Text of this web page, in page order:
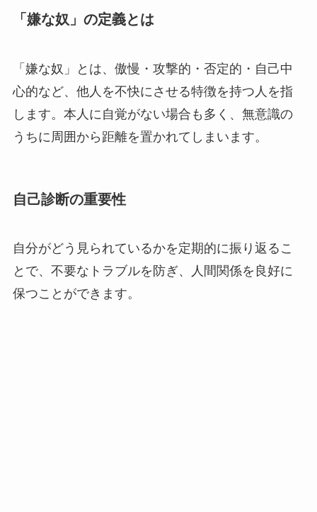
「嫌な奴」の定義とは
「嫌な奴」とは、傲慢・攻撃的・否定的・自己中
心的など、他人を不快にさせる特徴を持つ人を指
します。本人に自覚がない場合も多く、無意識の
うちに周囲から距離を置かれてしまいます。
自己診断の重要性
自分がどう見られているかを定期的に振り返るこ
とで、不要なトラブルを防ぎ、人間関係を良好に
保つことができます。